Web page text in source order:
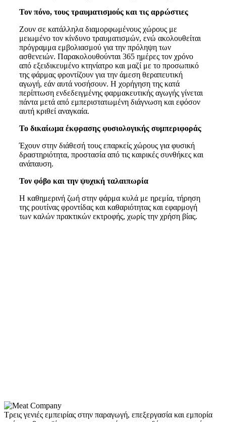
Τον πόνο, τους τραυματισμούς και τις αρρώστιες
Ζουν σε κατάλληλα διαμορφωμένους χώρους με
μειωμένο τον κίνδυνο τραυματισμών, ενώ ακολουθείται
πρόγραμμα εμβολιασμού για την πρόληψη των
ασθενειών. Παρακολουθούνται 365 ημέρες τον χρόνο
από εξειδικευμένο κτηνίατρο και μαζί με το προσωπικό
της φάρμας φροντίζουν για την άμεση θεραπευτική
αγωγή, εάν αυτά νοσήσουν. Η χορήγηση της κατά
περίπτωση ενδεδειγμένης φαρμακευτικής αγωγής γίνεται
πάντα μετά από εμπεριστατωμένη διάγνωση και εφόσον
αυτή κριθεί αναγκαία.
Το δικαίωμα έκφρασης φυσιολογικής συμπεριφοράς
Έχουν στην διάθεσή τους επαρκείς χώρους για φυσική
δραστηριότητα, προστασία από τις καιρικές συνθήκες και
ανάπαυση.
Τον φόβο και την ψυχική ταλαιπωρία
Η καθημερινή ζωή στην φάρμα κυλά με ηρεμία, τήρηση
της ρουτίνας φροντίδας και καθαριότητας και εφαρμογή
των καλών πρακτικών εκτροφής, χωρίς την χρήση βίας.
Τρεις γενιές εμπειρίας στην παραγωγή, επεξεργασία και εμπορία